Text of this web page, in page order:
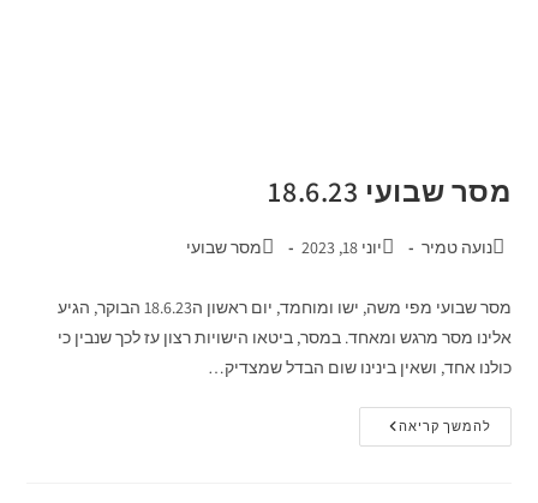
מסר שבועי 18.6.23
נועה טמיר יוני 18, 2023 מסר שבועי
מסר שבועי מפי משה, ישו ומוחמד, יום ראשון ה18.6.23 הבוקר, הגיע
אלינו מסר מרגש ומאחד. במסר, ביטאו הישויות רצון עז לכך שנבין כי
כולנו אחד, ושאין בינינו שום הבדל שמצדיק…
להמשך קריאה